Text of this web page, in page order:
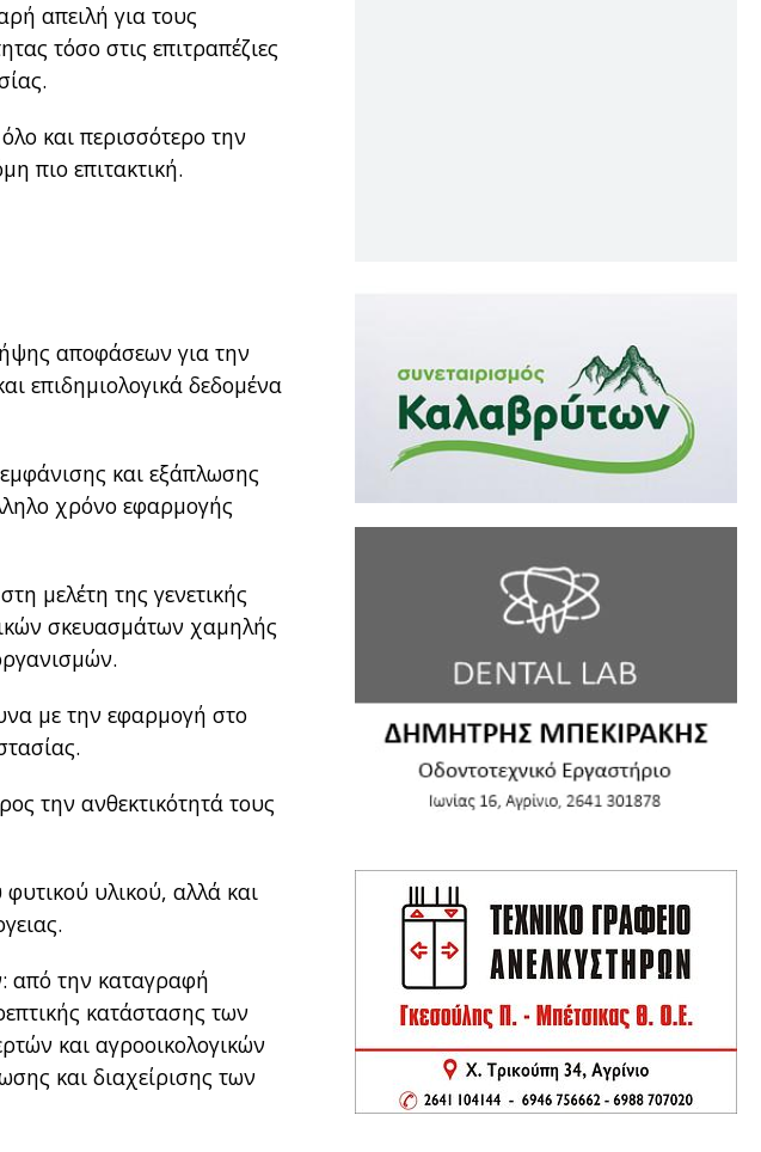
απειλή για τους
τόσο στις επιτραπέζιες
και περισσότερο την
πιο επιτακτική.
αποφάσεων για την
επιδημιολογικά δεδομένα
και εξάπλωσης
χρόνο εφαρμογής
μελέτη της γενετικής
σκευασμάτων χαμηλής
με την εφαρμογή στο
την ανθεκτικότητά τους
υλικού, αλλά και
από την καταγραφή
κατάστασης των
και αγροοικολογικών
και διαχείρισης των